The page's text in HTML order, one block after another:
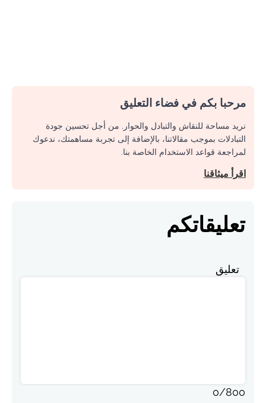
مرحبا بكم في فضاء التعليق
نريد مساحة للنقاش والتبادل والحوار. من أجل تحسين جودة
التبادلات بموجب مقالاتنا، بالإضافة إلى تجربة مساهمتك، ندعوك
لمراجعة قواعد الاستخدام الخاصة بنا.
اقرأ ميثاقنا
تعليقاتكم
تعليق
0/800